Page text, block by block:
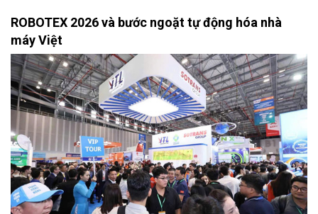
ROBOTEX 2026 và bước ngoặt tự động hóa nhà
máy Việt